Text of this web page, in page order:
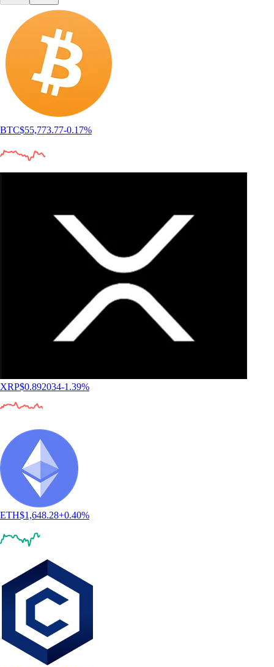
BTC$55,773.77-0.17%
XRP$0.892034-1.39%
ETH$1,648.28+0.40%